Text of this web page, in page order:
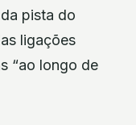
pista do
ligações
“ao longo de